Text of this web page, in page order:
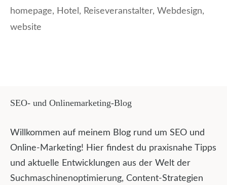
homepage, Hotel , Reiseveranstalter, Webdesign,
website
SEO- und Onlinemarketing-Blog
Willkommen auf meinem Blog rund um SEO und
Online-Marketing! Hier findest du praxisnahe Tipps
und aktuelle Entwicklungen aus der Welt der
Suchmaschinenoptimierung, Content-Strategien